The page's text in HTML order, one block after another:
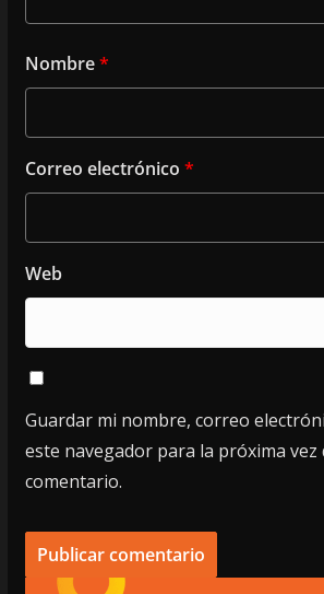
Nombre*
Correo electrónico *
Web
Guardar mi nombre, correo
este navegador para la próxima vez
comentario.